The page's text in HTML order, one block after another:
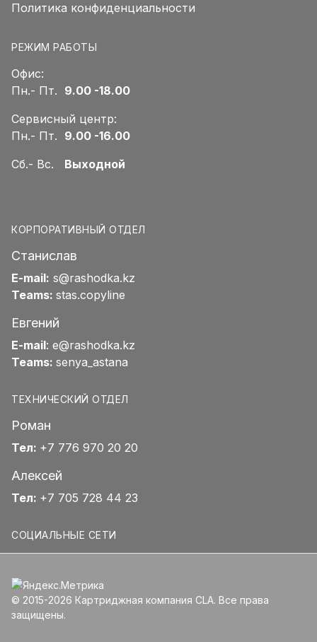
Политика конфиденциальности
РЕЖИМ РАБОТЫ
Офис:
Пн.- Пт. 9.00 -18.00
Сервисный центр:
Пн.- Пт. 9.00 -16.00
Сб.- Вс. Выходной
КОРПОРАТИВНЫЙ ОТДЕЛ
Станислав
E-mail: s@rashodka.kz
Teams: stas.copyline
Евгений
E-mail: e@rashodka.kz
Teams: senya_astana
ТЕХНИЧЕСКИЙ ОТДЕЛ
Роман
Тел: +7 776 970 20 20
Алексей
Тел: +7 705 728 44 23
СОЦИАЛЬНЫЕ СЕТИ
© 2015-2026 Картриджная компания CLA. Все права
защищены.